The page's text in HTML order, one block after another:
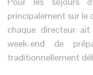
principalement sur le
chaque directeur
week-end de
traditionnellement